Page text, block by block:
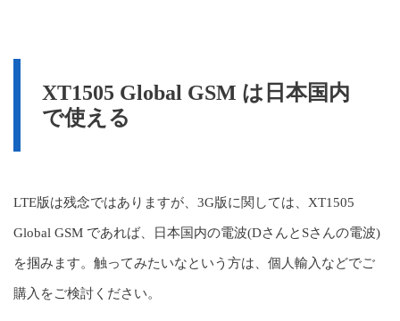
XT1505 Global GSM は日本国内
で使える
LTE版は残念ではありますが、3G版に関しては、XT1505
Global GSM であれば、日本国内の電波(DさんとSさんの電波)
を掴みます。触ってみたいなという方は、個人輸入などでご
購入をご検討ください。